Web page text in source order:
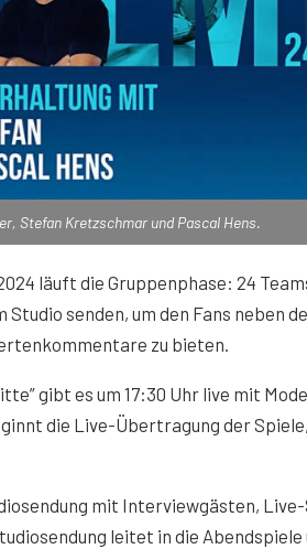
Stefan Kretzschmar und Pascal Hens.
läuft die Gruppenphase: 24
senden, um den Fans neben
zu bieten.
gibt es um 17:30 Uhr live mit
die Live-Übertragung der
mit Interviewgästen,
leitet in die Abendspiele